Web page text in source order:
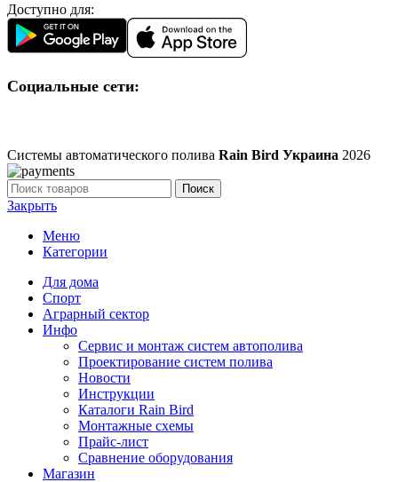
Доступно для:
Социальные сети:
Системы автоматического полива Rain Bird Украина 2026
Поиск
Закрыть
Меню
Категории
Для дома
Спорт
Аграрный сектор
Инфо
Сервис и монтаж систем автополива
Проектирование систем полива
Новости
Инструкции
Каталоги Rain Bird
Монтажные схемы
Прайс-лист
Сравнение оборудования
Магазин